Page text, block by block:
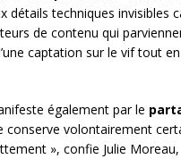
détails techniques invisibles
de contenu qui
captation sur le vif tout
également par le
conserve volontairement
», confie Julie Moreau,